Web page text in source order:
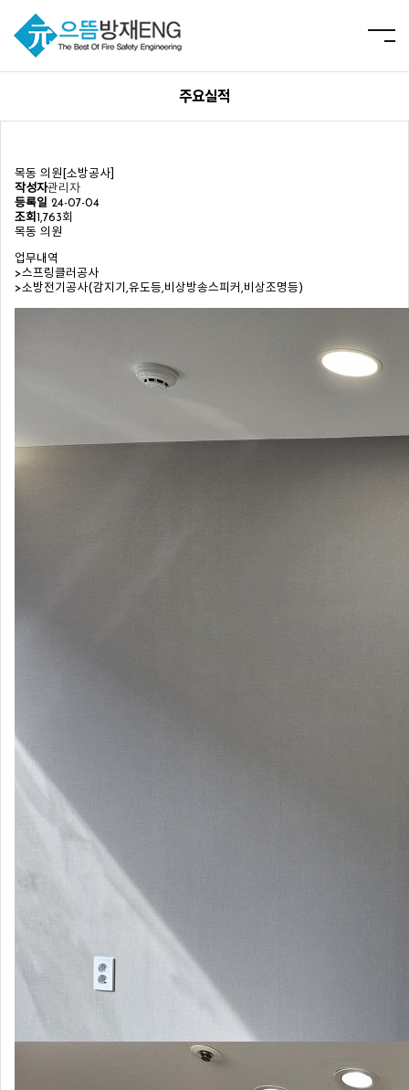
주요실적
목동 의원[소방공사]
작성자관리자
등록일 24-07-04
조회 1,763회
목동 의원
업무내역
>스프링클러공사
>소방전기공사(감지기,유도등,비상방송스피커,비상조명등)